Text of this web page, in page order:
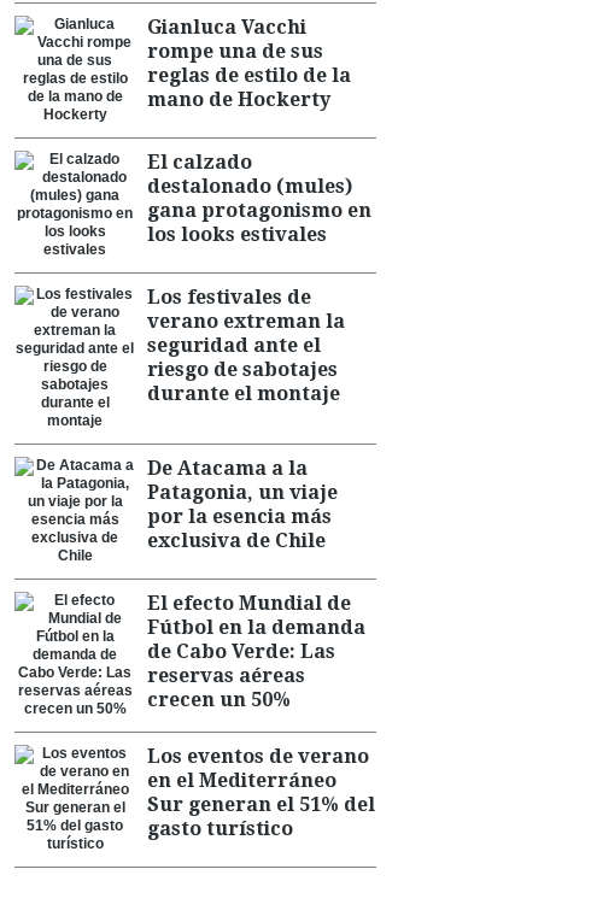
Gianluca Vacchi
rompe una de sus
reglas de estilo de la
mano de Hockerty
El calzado
destalonado (mules)
gana protagonismo en
los looks estivales
Los festivales de
verano extreman la
seguridad ante el
riesgo de sabotajes
durante el montaje
De Atacama a la
Patagonia, un viaje
por la esencia más
exclusiva de Chile
El efecto Mundial de
Fútbol en la demanda
de Cabo Verde: Las
reservas aéreas
crecen un 50%
Los eventos de verano
en el Mediterráneo
Sur generan el 51% del
gasto turístico